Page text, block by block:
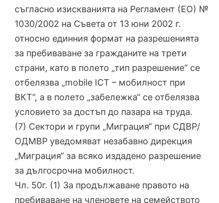
съгласно изискванията на Регламент (ЕО) №
1030/2002 на Съвета от 13 юни 2002 г.
относно единния формат на разрешенията
за пребиваване за гражданите на трети
страни, като в полето „тип разрешение“ се
отбелязва „mobile ICT – мобилност при
ВКТ“, а в полето „забележка“ се отбелязва
условието за достъп до пазара на труда.
(7) Сектори и групи „Миграция“ при СДВР/
ОДМВР уведомяват незабавно дирекция
„Миграция“ за всяко издадено разрешение
за дългосрочна мобилност.
Чл. 50г. (1) За продължаване правото на
пребиваване на членовете на семейството